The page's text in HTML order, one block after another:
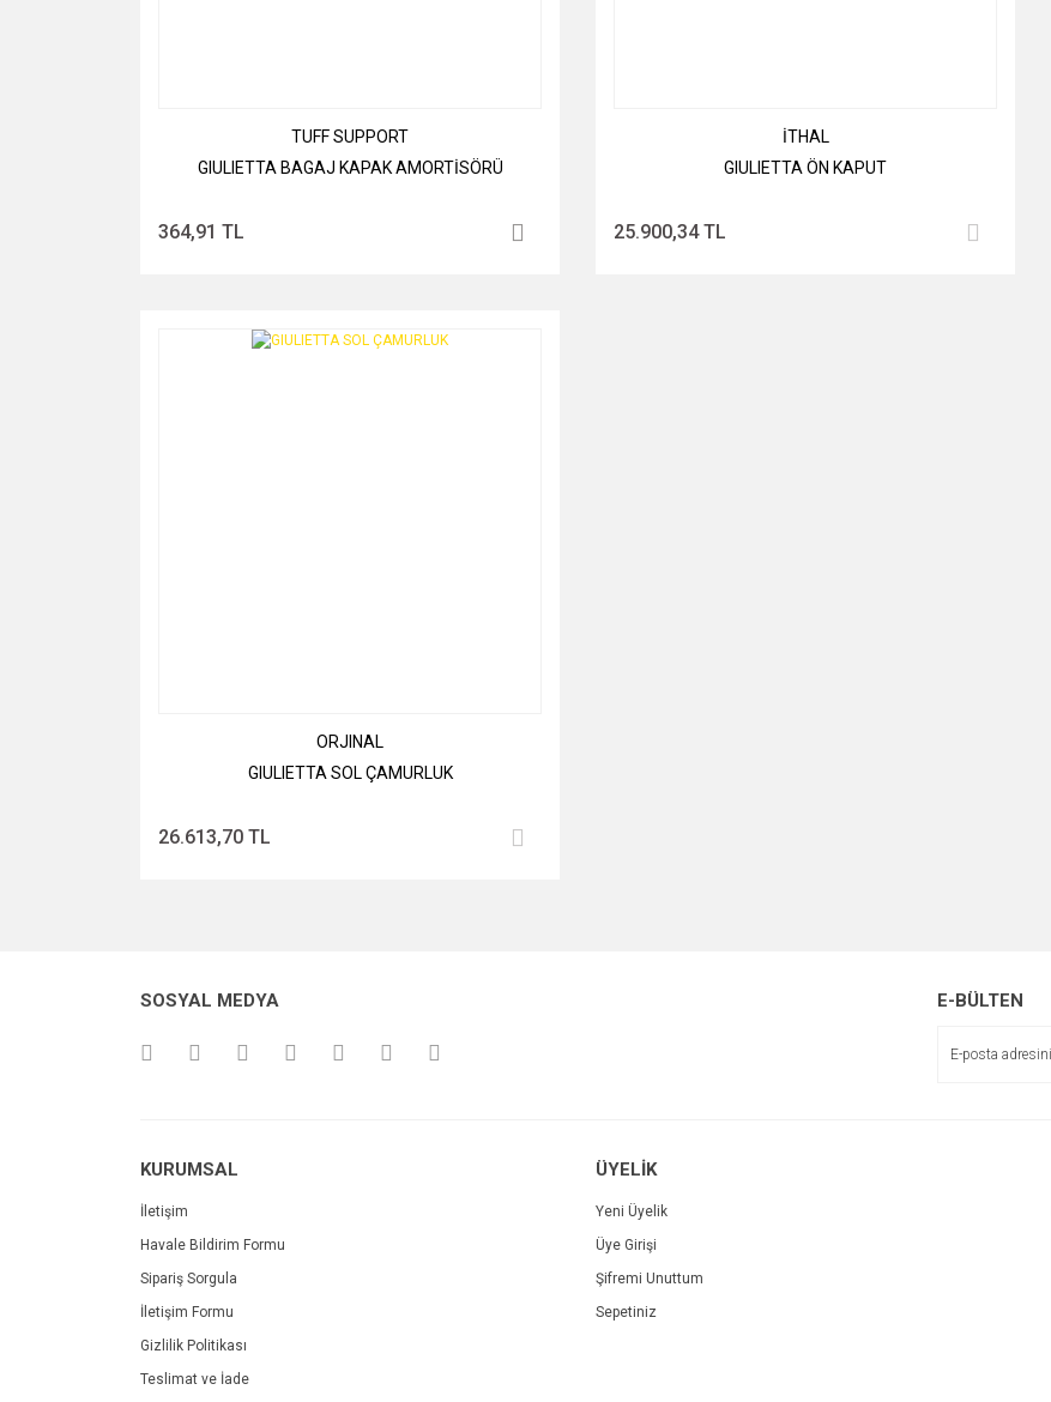
TUFF SUPPORT
GIULIETTA BAGAJ KAPAK AMORTİSÖRÜ
364,91 TL
İTHAL
GIULIETTA ÖN KAPUT
25.900,34 TL
ORJINAL
GIULIETTA SOL ÇAMURLUK
26.613,70 TL
SOSYAL MEDYA E-BÜLTEN
KURUMSAL
İletişim
Havale Bildirim Formu
Sipariş Sorgula
İletişim Formu
Gizlilik Politikası
Teslimat ve İade
ÜYELİK
Yeni Üyelik
Üye Girişi
Şifremi Unuttum
Sepetiniz